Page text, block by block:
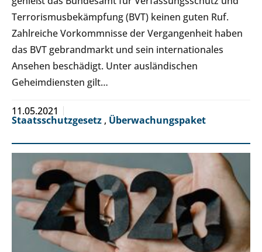
Terrorismusbekämpfung (BVT) keinen guten Ruf.
Zahlreiche Vorkommnisse der Vergangenheit haben
das BVT gebrandmarkt und sein internationales
Ansehen beschädigt. Unter ausländischen
Geheimdiensten gilt…
11.05.2021
Staatsschutzgesetz , Überwachungspaket